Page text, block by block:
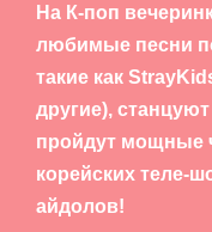
На К-поп
любимые песни
такие как
другие),
пройдут мощные
корейских теле-
айдолов!